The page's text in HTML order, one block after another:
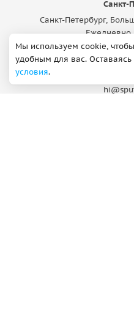
Санкт-
Санкт-Петербург,
Ежедневно
Мы используем cookie,
удобным для вас.
условия.